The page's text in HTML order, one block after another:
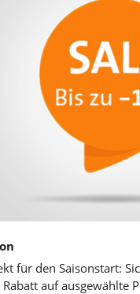
für den Saisonstart:
Rabatt auf ausgewählte